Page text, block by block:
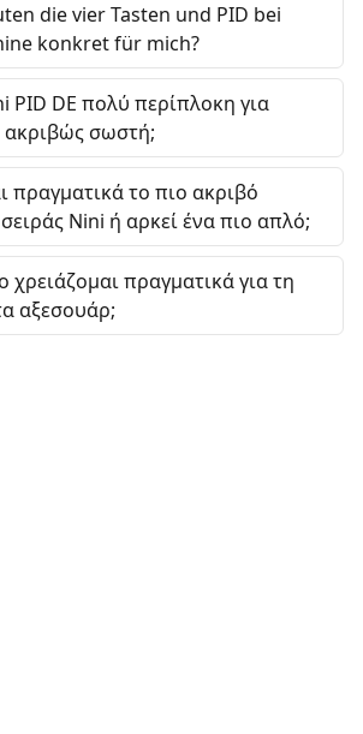
die vier Tasten und PID bei
konkret für mich?
PID DE πολύ περίπλοκη για
ακριβώς σωστή;
πραγματικά το πιο ακριβό
Nini ή αρκεί ένα πιο απλό;
πραγματικά για τη
αξεσουάρ;